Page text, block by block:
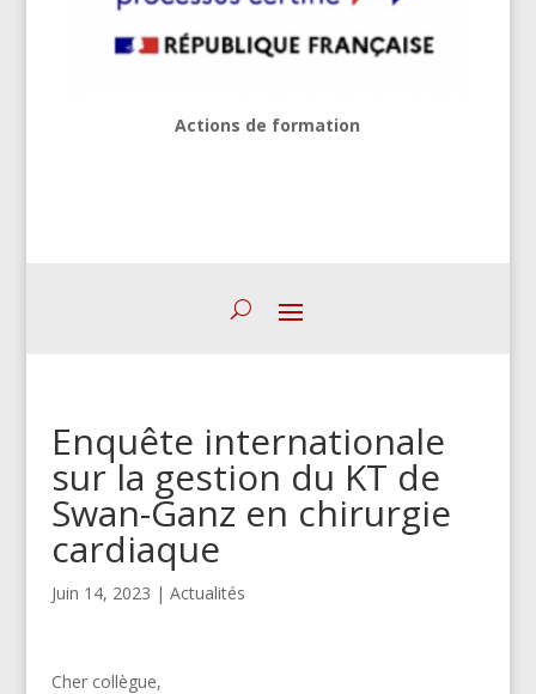
Actions de formation
Enquête internationale
sur la gestion du KT de
Swan-Ganz en chirurgie
cardiaque
Juin 14, 2023 | Actualités
Cher collègue,